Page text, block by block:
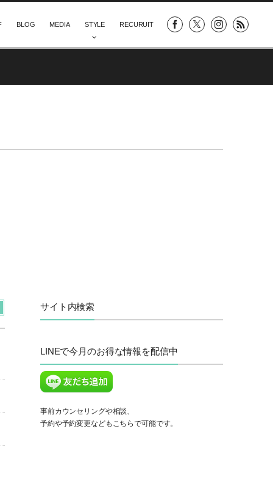
BLOG MEDIA STYLE RECURUIT
サイト内検索
LINEで今月のお得な情報を配信中
事前カウンセリングや相談、
予約や予約変更などもこちらで可能です。